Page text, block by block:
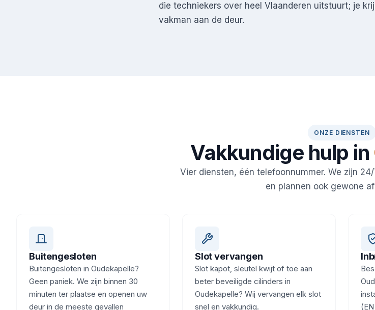
die techniekers over heel Vlaanderen uitstuurt; je
vakman aan de deur.
ONZE DIENSTEN
Vakkundige hulp in
Vier diensten, één telefoonnummer. We zijn
en plannen ook gewone
Buitengesloten
Buitengesloten in Oudekapelle?
Geen paniek. We zijn binnen 30
minuten ter plaatse en openen uw
deur in de meeste gevallen
Slot vervangen
Slot kapot, sleutel kwijt of toe aan
beter beveiligde cilinders in
Oudekapelle? Wij vervangen elk slot
snel en vakkundig.